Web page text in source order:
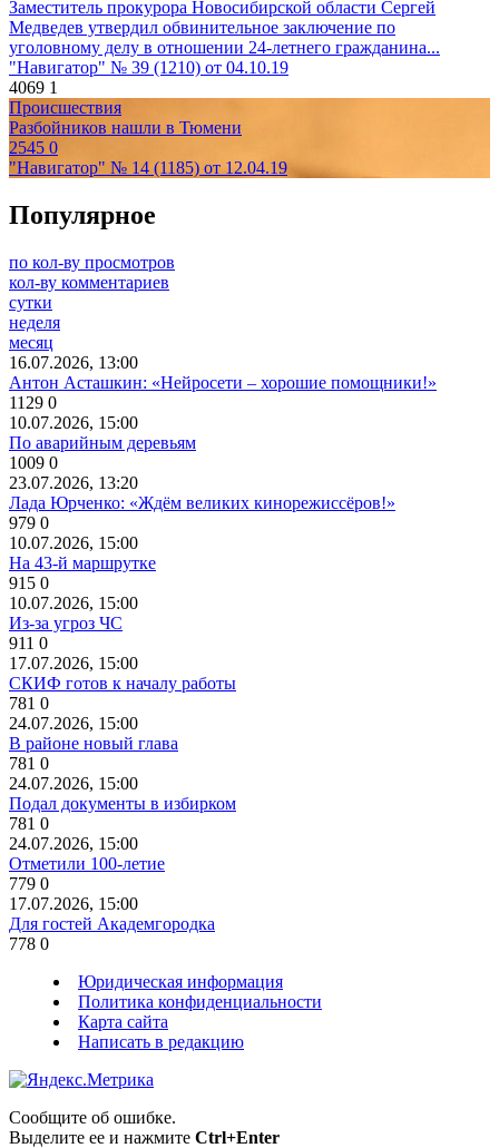
Заместитель прокурора Новосибирской области Сергей
Медведев утвердил обвинительное заключение по
уголовному делу в отношении 24-летнего гражданина...
"Навигатор" № 39 (1210) от 04.10.19
4069 1
Происшествия
Разбойников нашли в Тюмени
2545 0
"Навигатор" № 14 (1185) от 12.04.19
Популярное
по кол-ву просмотров
кол-ву комментариев
сутки
неделя
месяц
16.07.2026, 13:00
Антон Асташкин: «Нейросети – хорошие помощники!»
1129 0
10.07.2026, 15:00
По аварийным деревьям
1009 0
23.07.2026, 13:20
Лада Юрченко: «Ждём великих кинорежиссёров!»
979 0
10.07.2026, 15:00
На 43-й маршрутке
915 0
10.07.2026, 15:00
Из-за угроз ЧС
911 0
17.07.2026, 15:00
СКИФ готов к началу работы
781 0
24.07.2026, 15:00
В районе новый глава
781 0
24.07.2026, 15:00
Подал документы в избирком
781 0
24.07.2026, 15:00
Отметили 100-летие
779 0
17.07.2026, 15:00
Для гостей Академгородка
778 0
Юридическая информация
Политика конфиденциальности
Карта сайта
Написать в редакцию
Сообщите об ошибке.
Выделите ее и нажмите Ctrl+Enter